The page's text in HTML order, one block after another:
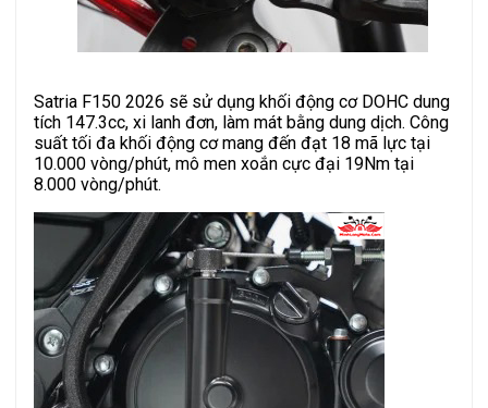
Satria F150 2026 sẽ sử dụng khối động cơ DOHC dung
tích 147.3cc, xi lanh đơn, làm mát bằng dung dịch. Công
suất tối đa khối động cơ mang đến đạt 18 mã lực tại
10.000 vòng/phút, mô men xoắn cực đại 19Nm tại
8.000 vòng/phút.